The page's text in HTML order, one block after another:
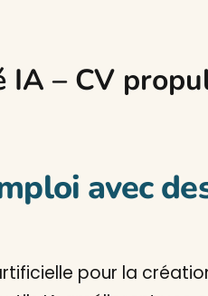
IA – CV
avec
pour la